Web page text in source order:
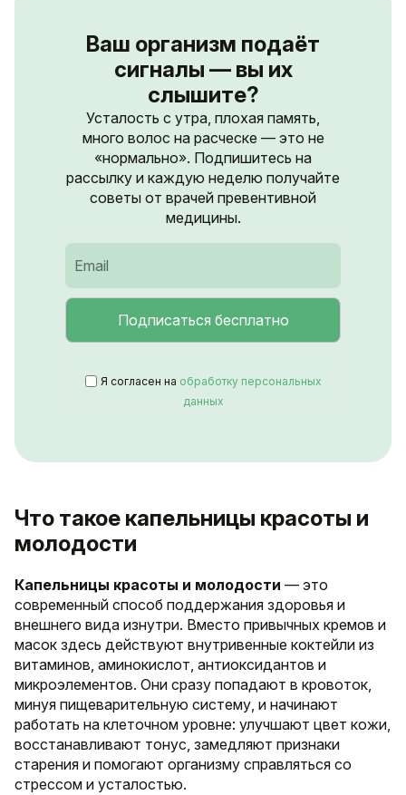
Ваш организм подаёт
сигналы — вы их
слышите?
Усталость с утра, плохая память,
много волос на расческе — это не
«нормально». Подпишитесь на
рассылку и каждую неделю получайте
советы от врачей превентивной
медицины.
Я согласен на обработку персональных
данных
Что такое капельницы красоты и
молодости
Капельницы красоты и молодости — это
современный способ поддержания здоровья и
внешнего вида изнутри. Вместо привычных кремов и
масок здесь действуют внутривенные коктейли из
витаминов, аминокислот, антиоксидантов и
микроэлементов. Они сразу попадают в кровоток,
минуя пищеварительную систему, и начинают
работать на клеточном уровне: улучшают цвет кожи,
восстанавливают тонус, замедляют признаки
старения и помогают организму справляться со
стрессом и усталостью.